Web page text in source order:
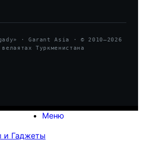
· Garant Asia · © 2010—2026
Туркменистана
Меню
и Гаджеты